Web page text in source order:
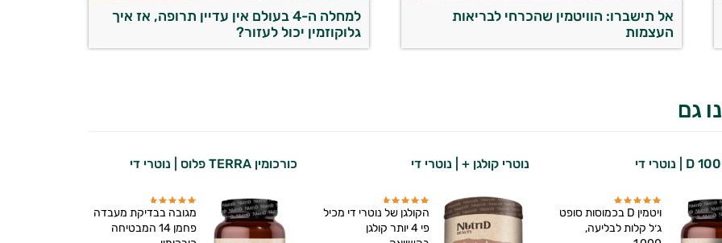
אל תישברו: הוויטמין שהכרחי לבריאות
העצמות
למחלה ה-4 בעולם אין עדיין תרופה, אז איך
גלוקוזמין יכול לעזור?
גם
ויטמין D בכמוסות סופט
ג׳ל קלות לבליעה,
נוטרי קולגן + | נוטרי די
הקולגן של נוטרי די מכיל
פי 4 יותר קולגן
כורכומין TERRA פלוס | נוטרי די
מגובה בבדיקת מעבדה
פחמן 14 המבטיחה